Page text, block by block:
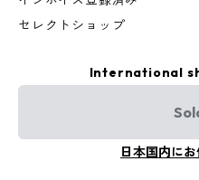
セレクトショップ
International
日本国内に